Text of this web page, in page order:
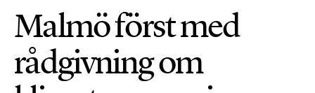
Malmö först med
rådgivning om